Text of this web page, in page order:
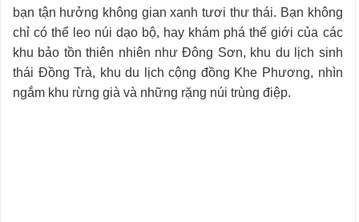
bạn tận hưởng không gian xanh tươi thư thái. Bạn không
chỉ có thể leo núi dạo bộ, hay khám phá thế giới của các
khu bảo tồn thiên nhiên như Đông Sơn, khu du lịch sinh
thái Đồng Trà, khu du lịch cộng đồng Khe Phương, nhìn
ngắm khu rừng già và những rặng núi trùng điệp.